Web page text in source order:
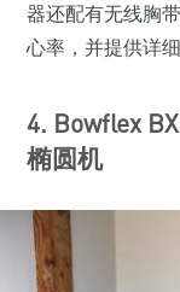
器还配有无线胸
心率，并提供详
4. Bowflex
椭圆机